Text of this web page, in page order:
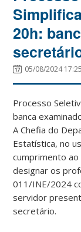
20h:
05/08/2024 17:25
Processo
banca
A Chefia do
Estatística, no
cumprimento
designar os
011/INE/2024
servidor
secretário.